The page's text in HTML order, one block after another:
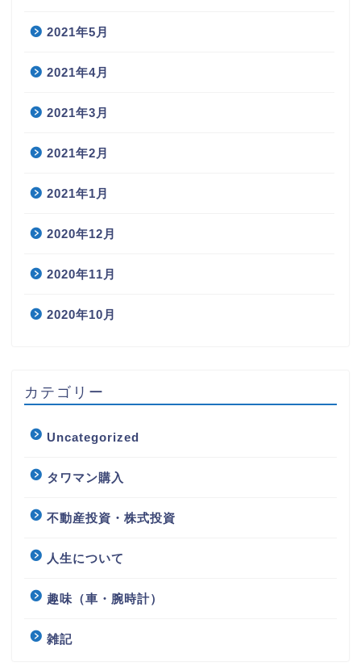
2021年5月
2021年4月
2021年3月
2021年2月
2021年1月
2020年12月
2020年11月
2020年10月
カテゴリー
Uncategorized
タワマン購入
不動産投資・株式投資
人生について
趣味（車・腕時計）
雑記